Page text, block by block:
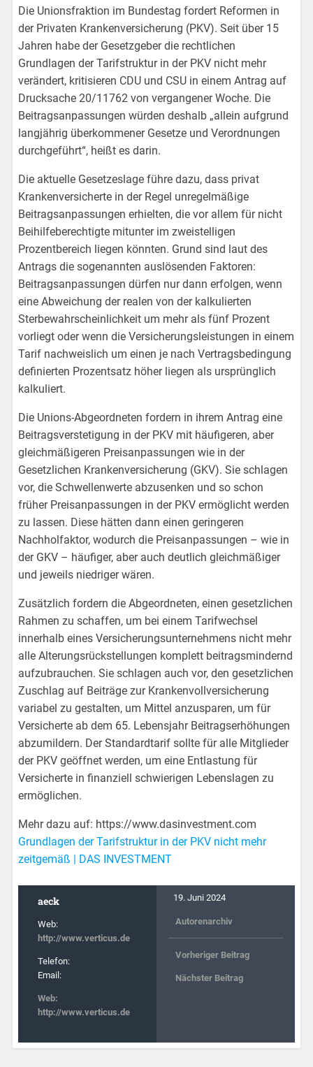
Die Unionsfraktion im Bundestag fordert Reformen in
der Privaten Krankenversicherung (PKV). Seit über 15
Jahren habe der Gesetzgeber die rechtlichen
Grundlagen der Tarifstruktur in der PKV nicht mehr
verändert, kritisieren CDU und CSU in einem Antrag auf
Drucksache 20/11762 von vergangener Woche. Die
Beitragsanpassungen würden deshalb „allein aufgrund
langjährig überkommener Gesetze und Verordnungen
durchgeführt“, heißt es darin.
Die aktuelle Gesetzeslage führe dazu, dass privat
Krankenversicherte in der Regel unregelmäßige
Beitragsanpassungen erhielten, die vor allem für nicht
Beihilfeberechtigte mitunter im zweistelligen
Prozentbereich liegen könnten. Grund sind laut des
Antrags die sogenannten auslösenden Faktoren:
Beitragsanpassungen dürfen nur dann erfolgen, wenn
eine Abweichung der realen von der kalkulierten
Sterbewahrscheinlichkeit um mehr als fünf Prozent
vorliegt oder wenn die Versicherungsleistungen in einem
Tarif nachweislich um einen je nach Vertragsbedingung
definierten Prozentsatz höher liegen als ursprünglich
kalkuliert.
Die Unions-Abgeordneten fordern in ihrem Antrag eine
Beitragsverstetigung in der PKV mit häufigeren, aber
gleichmäßigeren Preisanpassungen wie in der
Gesetzlichen Krankenversicherung (GKV). Sie schlagen
vor, die Schwellenwerte abzusenken und so schon
früher Preisanpassungen in der PKV ermöglicht werden
zu lassen. Diese hätten dann einen geringeren
Nachholfaktor, wodurch die Preisanpassungen – wie in
der GKV – häufiger, aber auch deutlich gleichmäßiger
und jeweils niedriger wären.
Zusätzlich fordern die Abgeordneten, einen gesetzlichen
Rahmen zu schaffen, um bei einem Tarifwechsel
innerhalb eines Versicherungsunternehmens nicht mehr
alle Alterungsrückstellungen komplett beitragsmindernd
aufzubrauchen. Sie schlagen auch vor, den gesetzlichen
Zuschlag auf Beiträge zur Krankenvollversicherung
variabel zu gestalten, um Mittel anzusparen, um für
Versicherte ab dem 65. Lebensjahr Beitragserhöhungen
abzumildern. Der Standardtarif sollte für alle Mitglieder
der PKV geöffnet werden, um eine Entlastung für
Versicherte in finanziell schwierigen Lebenslagen zu
ermöglichen.
Mehr dazu auf: https://www.dasinvestment.com
Grundlagen der Tarifstruktur in der PKV nicht mehr
zeitgemäß | DAS INVESTMENT
aeck
Web:
http://www.verticus.de
Telefon:
Email:
Web:
http://www.verticus.de
19. Juni 2024
Autorenarchiv
Vorheriger Beitrag
Nächster Beitrag